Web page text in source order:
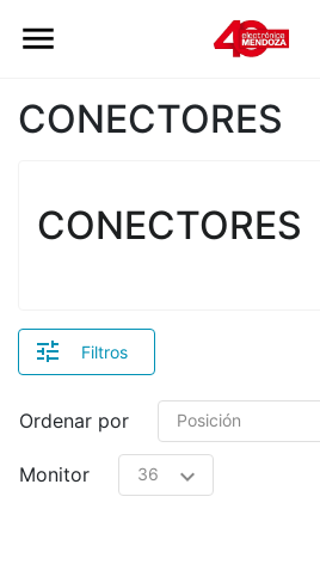
CONECTORES
CONECTORES
Filtros
Ordenar por
Monitor